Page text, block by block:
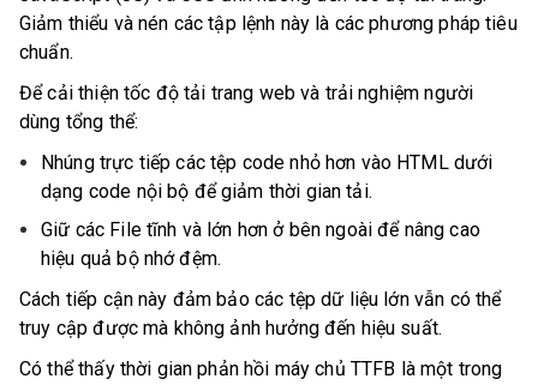
Giảm thiểu và nén các tập lệnh này là các phương pháp tiêu
chuẩn.
Để cải thiện tốc độ tải trang web và trải nghiệm người
dùng tổng thể:
Nhúng trực tiếp các tệp code nhỏ hơn vào HTML dưới
dạng code nội bộ để giảm thời gian tải.
Giữ các File tĩnh và lớn hơn ở bên ngoài để nâng cao
hiệu quả bộ nhớ đệm.
Cách tiếp cận này đảm bảo các tệp dữ liệu lớn vẫn có thể
truy cập được mà không ảnh hưởng đến hiệu suất.
Có thể thấy thời gian phản hồi máy chủ TTFB là một trong